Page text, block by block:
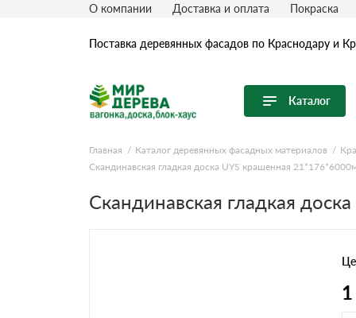
Поставка деревянных фасадов по Краснодару и
Каталог
Перейти в каталог
Вагонка
О компании Доставка и оплата Покраска
Главная Каталог деревянных фасадных материалов
Скандинавская гладкая доска UYS крашенная
Скандинавская гладкая